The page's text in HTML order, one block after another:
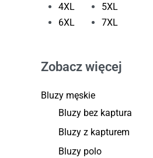
4XL
5XL
6XL
7XL
Zobacz więcej
Bluzy męskie
Bluzy bez kaptura
Bluzy z kapturem
Bluzy polo